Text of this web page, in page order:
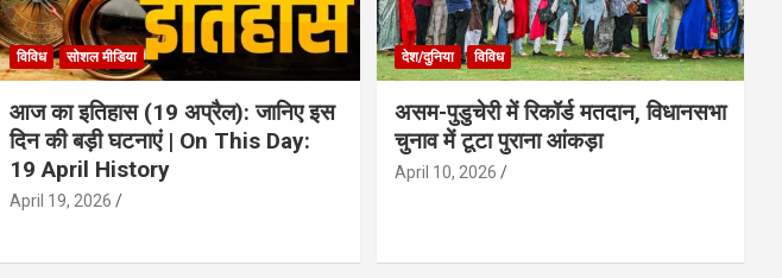
विविध सोशल मीडिया
आज का इतिहास (19 अप्रैल): जानिए इस
दिन की बड़ी घटनाएं | On This Day:
19 April History
April 19, 2026
देश/दुनिया विविध
असम-पुडुचेरी में रिकॉर्ड मतदान, विधानसभा
चुनाव में टूटा पुराना आंकड़ा
April 10, 2026